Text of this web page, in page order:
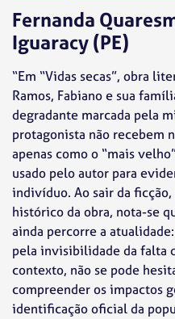
Fernanda
Iguaracy (PE)
“Em “Vidas secas”, obra
Ramos, Fabiano e sua
degradante marcada pela
protagonista não recebem
apenas como o “mais
usado pelo autor para
indivíduo. Ao sair da
histórico da obra, nota-se
ainda percorre a
pela invisibilidade da falta
contexto, não se pode
compreender os impactos
identificação oficial da